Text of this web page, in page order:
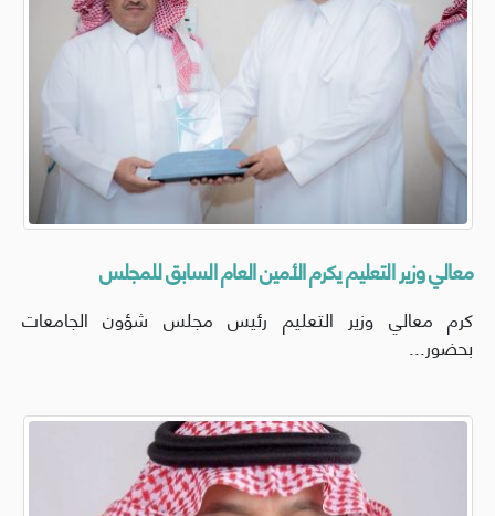
معالي وزير التعليم يكرم الأمين العام السابق للمجلس
كرم معالي وزير التعليم رئيس مجلس شؤون الجامعات
بحضور...